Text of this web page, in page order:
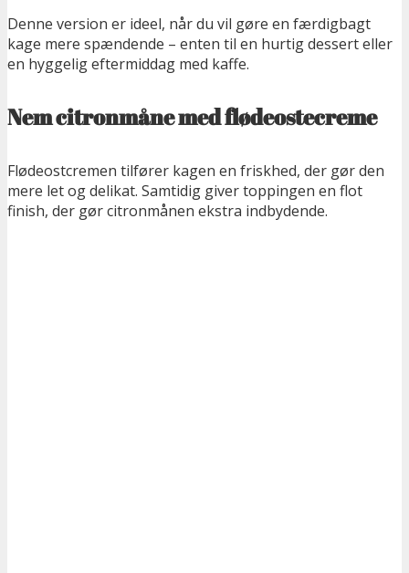
Denne version er ideel, når du vil gøre en færdigbagt
kage mere spændende – enten til en hurtig dessert eller
en hyggelig eftermiddag med kaffe.
Nem citronmåne med flødeostecreme
Flødeostcremen tilfører kagen en friskhed, der gør den
mere let og delikat. Samtidig giver toppingen en flot
finish, der gør citronmånen ekstra indbydende.